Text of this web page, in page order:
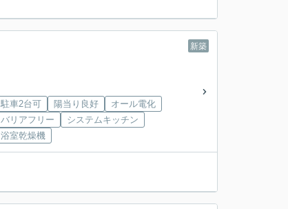
新築
駐車2台可 陽当り良好
オール電化
バリアフリー
システムキッチン
浴室乾燥機